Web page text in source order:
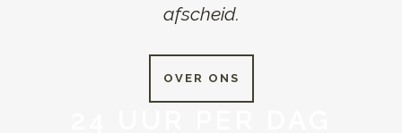
afscheid.
OVER ONS